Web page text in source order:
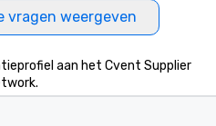
vragen weergeven
aan het Cvent Supplier